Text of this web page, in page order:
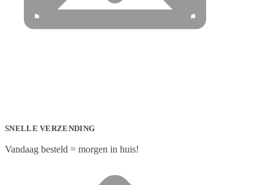
SNELLE VERZENDING
Vandaag besteld = morgen in huis!